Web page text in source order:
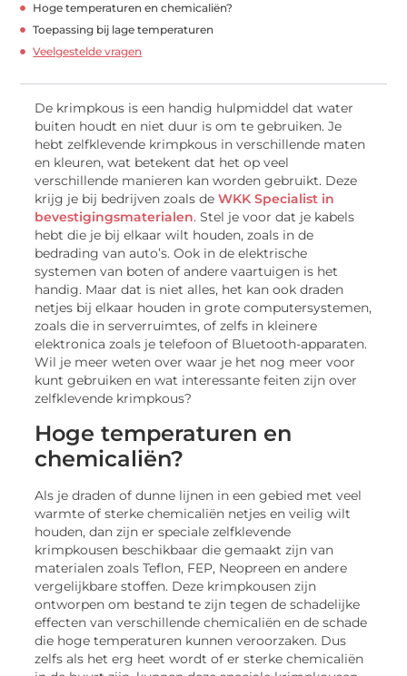
Hoge temperaturen en chemicaliën?
Toepassing bij lage temperaturen
Veelgestelde vragen
De krimpkous is een handig hulpmiddel dat water
buiten houdt en niet duur is om te gebruiken. Je
hebt zelfklevende krimpkous in verschillende maten
en kleuren, wat betekent dat het op veel
verschillende manieren kan worden gebruikt. Deze
krijg je bij bedrijven zoals deWKK Specialist in
bevestigingsmaterialen. Stel je voor dat je kabels
hebt die je bij elkaar wilt houden, zoals in de
bedrading van auto’s. Ook in de elektrische
systemen van boten of andere vaartuigen is het
handig. Maar dat is niet alles, het kan ook draden
netjes bij elkaar houden in grote computersystemen,
zoals die in serverruimtes, of zelfs in kleinere
elektronica zoals je telefoon of Bluetooth-apparaten.
Wil je meer weten over waar je het nog meer voor
kunt gebruiken en wat interessante feiten zijn over
zelfklevende krimpkous?
Hoge temperaturen en
chemicaliën?
Als je draden of dunne lijnen in een gebied met veel
warmte of sterke chemicaliën netjes en veilig wilt
houden, dan zijn er speciale zelfklevende
krimpkousen beschikbaar die gemaakt zijn van
materialen zoals Teflon, FEP, Neopreen en andere
vergelijkbare stoffen. Deze krimpkousen zijn
ontworpen om bestand te zijn tegen de schadelijke
effecten van verschillende chemicaliën en de schade
die hoge temperaturen kunnen veroorzaken. Dus
zelfs als het erg heet wordt of er sterke chemicaliën